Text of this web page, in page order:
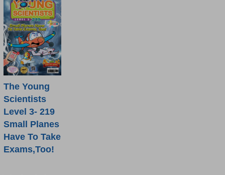
The Young
Scientists
Level 3- 219
Small Planes
Have To Take
Exams,Too!